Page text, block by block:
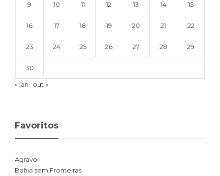
9 10 11 12 13 14 15
16 17 18 19 20 21 22
23 24 25 26 27 28 29
30
« jan out »
Favoritos
Agravo
Bahia sem Fronteiras